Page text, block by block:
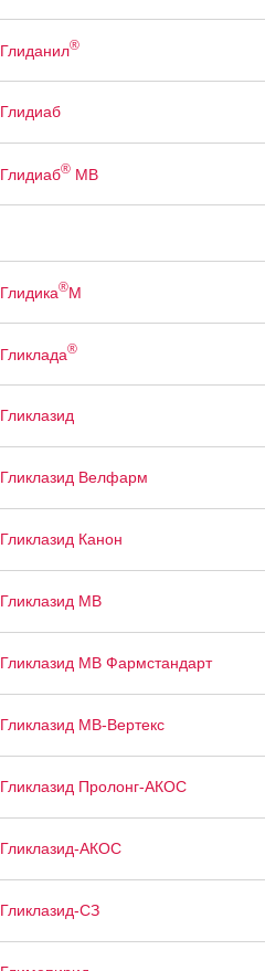
Глиданил®
Глидиаб
Глидиаб®МВ
Глидика®М
Гликлада®
Гликлазид
Гликлазид Велфарм
Гликлазид Канон
Гликлазид МВ
Гликлазид МВ Фармстандарт
Гликлазид МВ-Вертекс
Гликлазид Пролонг-АКОС
Гликлазид-АКОС
Гликлазид-СЗ